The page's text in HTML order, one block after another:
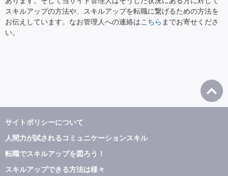
スキルアップの方法や、スキルアップを転職に繋げるための方法を
お伝えしています。なお管理人への連絡はこちら までお寄せくださ
い。
サイトポリシーについて
人間力が試されるコミュニケーションスキル
転職でスキルアップを図ろう！
スキルアップできる方法は様々
ページ